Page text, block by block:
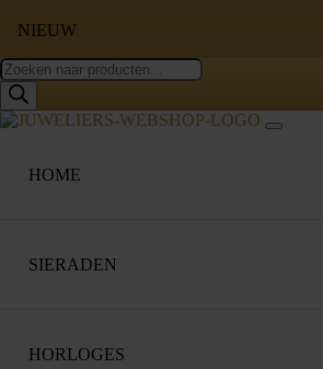
NIEUW
Producten
zoeken
HOME
SIERADEN
HORLOGES